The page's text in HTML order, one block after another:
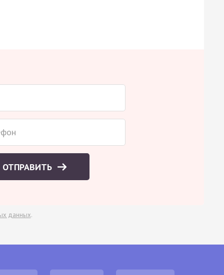
ОТПРАВИТЬ
данных.